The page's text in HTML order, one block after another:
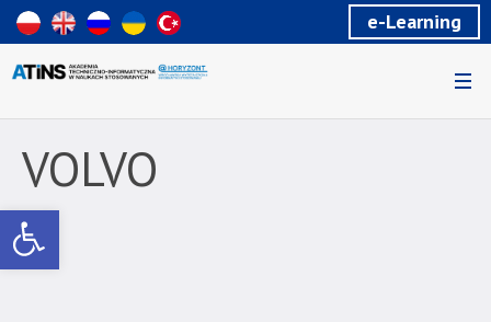
Wiadomość
dla
uzytkowników
ekranowychZnajdujesz
podstronie
"VOLVO
Akademia
Otwórz pasek narzędzi
e-Learning
VOLVO